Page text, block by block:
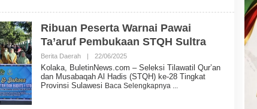
E
I
N
N
E
S
Ribuan Peserta Warnai Pawai
Ta’aruf Pembukaan STQH Sultra
Berita Daerah | 22/06/2025O
E
H
B
Kolaka, BuletinNews.com – Seleksi Tilawatil Qur’an
dan Musabaqah Al Hadis (STQH) ke-28 Tingkat
Provinsi Sulawesi Baca Selengkapnya